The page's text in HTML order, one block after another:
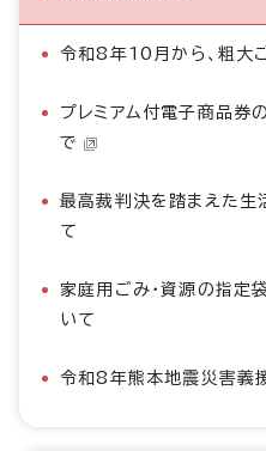
令和8年10月から、粗大
プレミアム付電子商品券
で
最高裁判決を踏まえた生
て
家庭用ごみ・資源の指定
いて
令和8年熊本地震災害義